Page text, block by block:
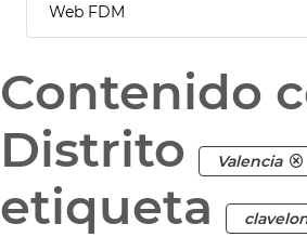
Web FDM
Contenido
Distrito
Valencia
etiqueta